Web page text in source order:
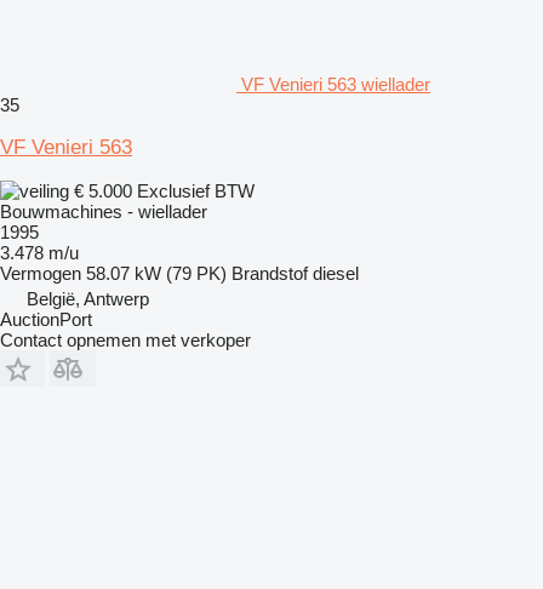
VF Venieri 563 wiellader
35
VF Venieri 563
€ 5.000 Exclusief BTW
Bouwmachines - wiellader
1995
3.478 m/u
Vermogen 58.07 kW (79 PK) Brandstof diesel
België, Antwerp
AuctionPort
Contact opnemen met verkoper